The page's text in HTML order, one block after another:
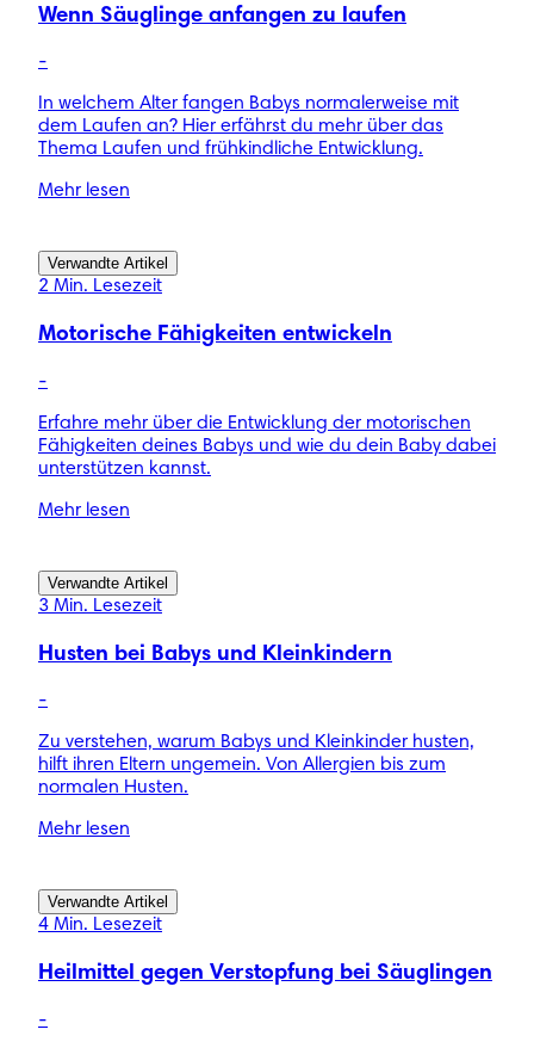
Wenn Säuglinge anfangen zu laufen
-
In welchem Alter fangen Babys normalerweise mit
dem Laufen an? Hier erfährst du mehr über das
Thema Laufen und frühkindliche Entwicklung.
Mehr lesen
Verwandte Artikel
2 Min. Lesezeit
Motorische Fähigkeiten entwickeln
-
Erfahre mehr über die Entwicklung der motorischen
Fähigkeiten deines Babys und wie du dein Baby dabei
unterstützen kannst.
Mehr lesen
Verwandte Artikel
3 Min. Lesezeit
Husten bei Babys und Kleinkindern
-
Zu verstehen, warum Babys und Kleinkinder husten,
hilft ihren Eltern ungemein. Von Allergien bis zum
normalen Husten.
Mehr lesen
Verwandte Artikel
4 Min. Lesezeit
Heilmittel gegen Verstopfung bei Säuglingen
-